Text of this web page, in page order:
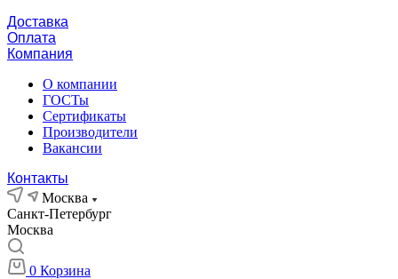
Доставка
Оплата
Компания
О компании
ГОСТы
Сертификаты
Производители
Вакансии
Контакты
Москва
Санкт-Петербург
Москва
0 Корзина